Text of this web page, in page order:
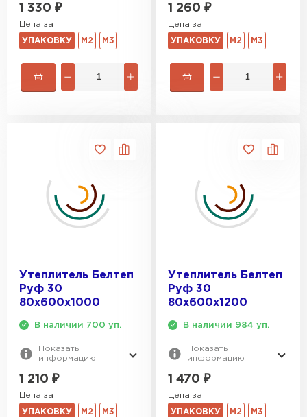
1 330 ₽
Цена за
УПАКОВКУ М2 М3
1 260 ₽
Цена за
УПАКОВКУ М2 М3
Утеплитель Белтеп
Руф 30
80х600х1000
В наличии 700 уп.
Показать
информацию
1 210 ₽
Цена за
УПАКОВКУ М2 М3
Утеплитель Белтеп
Руф 30
80х600х1200
В наличии 984 уп.
Показать
информацию
1 470 ₽
Цена за
УПАКОВКУ М2 М3
ПЕРЕЙТИ
Сэндвич-панели
Утеплитель Baswool
Утеплитель Izolife